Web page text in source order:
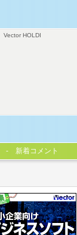
Vector HOLDI
新着コメント